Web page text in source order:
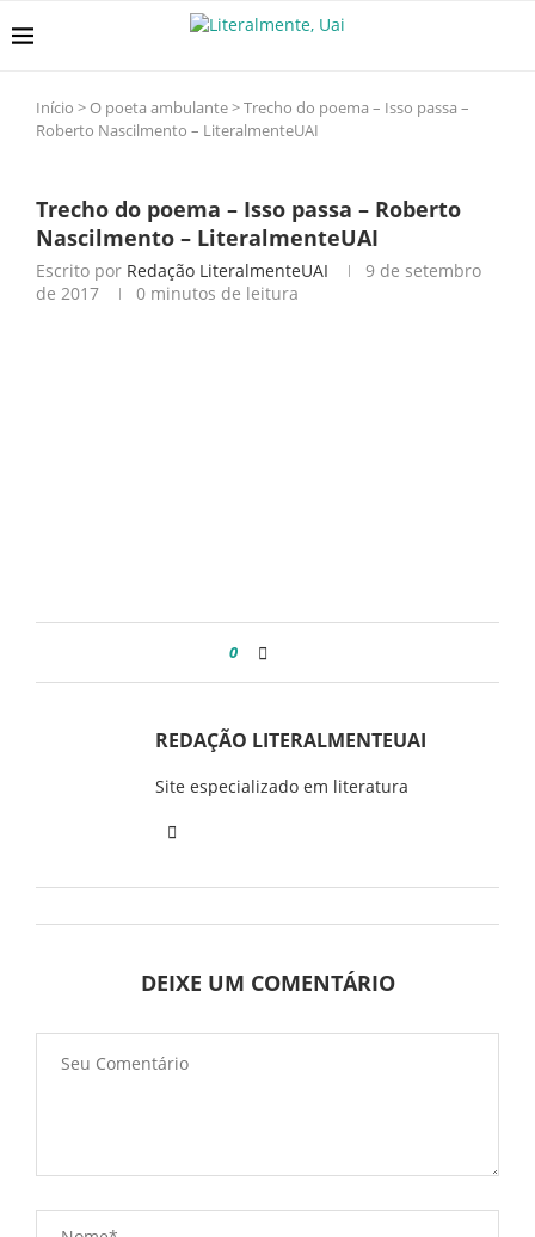
Início > O poeta ambulante>Trecho do poema – Isso passa –
Roberto Nascilmento – LiteralmenteUAI
Trecho do poema – Isso passa – Roberto
Nascilmento – LiteralmenteUAI
Escrito por Redação LiteralmenteUAI
9 de setembro
de 2017
0 minutos de leitura
0
REDAÇÃO LITERALMENTEUAI
Site especializado em literatura
DEIXE UM COMENTÁRIO